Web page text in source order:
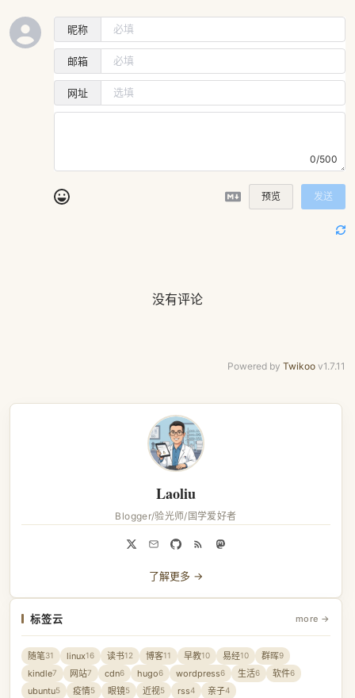
昵称
邮箱
网址
0/500
预览 发送
没有评论
Powered by Twikoo v1.7.11
Laoliu
Blogger/验光师/国学爱好者
了解更多 →
标签云 more →
随笔31 linux16 读书12 博客11 早教10 易经10 群晖9
kindle7 网站7 cdn6 hugo6 wordpress6 生活6 软件6
ubuntu5 疫情5 眼镜5 近视5 rss4 亲子4